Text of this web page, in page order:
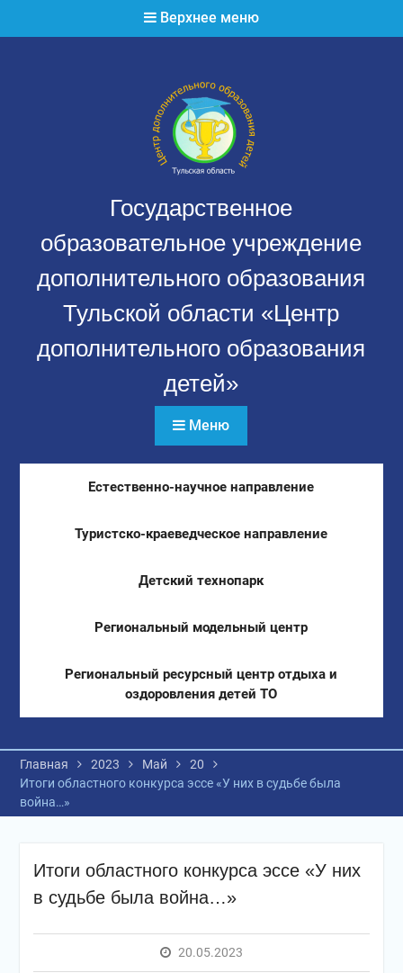
Верхнее меню
Государственное
образовательное учреждение
дополнительного образования
Тульской области «Центр
дополнительного образования
детей»
Меню
Естественно-научное направление
Туристско-краеведческое направление
Детский технопарк
Региональный модельный центр
Региональный ресурсный центр отдыха и
оздоровления детей ТО
Главная 2023 Май
20
Итоги областного конкурса эссе «У них в судьбе была
война…»
Итоги областного конкурса эссе «У них
в судьбе была война…»
20.05.2023